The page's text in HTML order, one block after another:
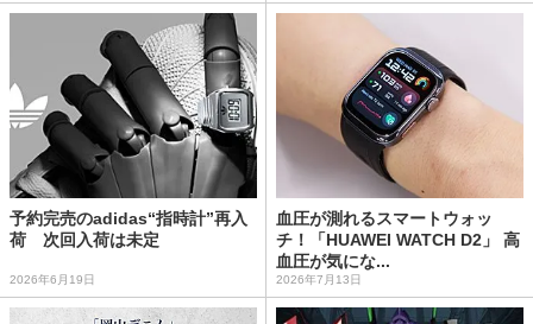
予約完売のadidas“指時計”再入
荷 次回入荷は未定
2026年6月19日
血圧が測れるスマートウォッ
チ！「HUAWEI WATCH D2」 高
血圧が気にな...
2026年7月13日